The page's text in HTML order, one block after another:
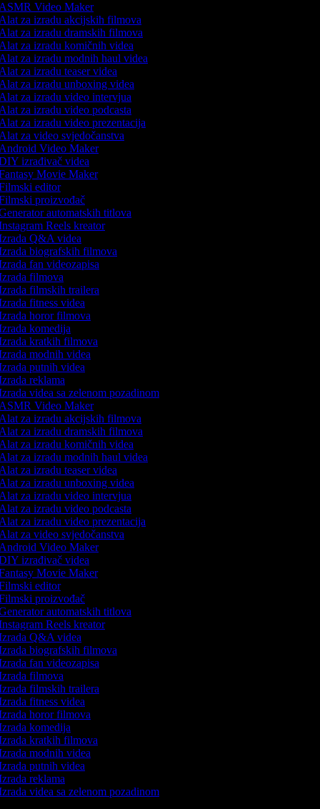
Video Maker
za izradu akcijskih filmova
za izradu dramskih filmova
za izradu komičnih videa
za izradu modnih haul videa
za izradu teaser videa
za izradu unboxing videa
za izradu video intervjua
za izradu video podcasta
za izradu video prezentacija
za video svjedočanstva
Video Maker
izrađivač videa
Movie Maker
editor
proizvođač
automatskih titlova
Reels kreator
Q&A videa
biografskih filmova
fan videozapisa
filmova
filmskih trailera
fitness videa
horor filmova
komedija
kratkih filmova
modnih videa
putnih videa
reklama
videa sa zelenom pozadinom
Video Maker
za izradu akcijskih filmova
za izradu dramskih filmova
za izradu komičnih videa
za izradu modnih haul videa
za izradu teaser videa
za izradu unboxing videa
za izradu video intervjua
za izradu video podcasta
za izradu video prezentacija
za video svjedočanstva
Video Maker
izrađivač videa
Movie Maker
editor
proizvođač
automatskih titlova
Reels kreator
Q&A videa
biografskih filmova
fan videozapisa
filmova
filmskih trailera
fitness videa
horor filmova
komedija
kratkih filmova
modnih videa
putnih videa
reklama
videa sa zelenom pozadinom